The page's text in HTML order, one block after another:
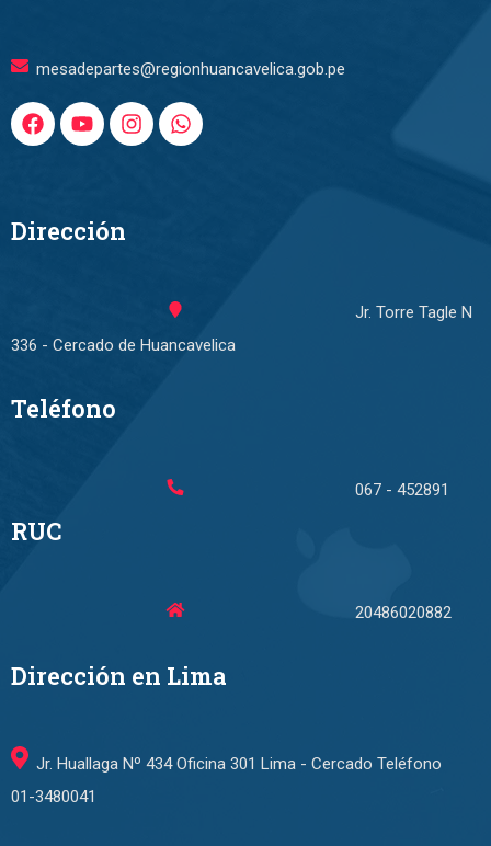
mesadepartes@regionhuancavelica.gob.pe
Dirección
Jr. Torre Tagle N
336 - Cercado de Huancavelica
Teléfono
067 - 452891
RUC
20486020882
Dirección en Lima
Jr. Huallaga Nº 434 Oficina 301 Lima - Cercado Teléfono
01-3480041